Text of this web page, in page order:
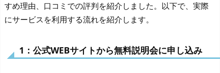
すめ理由、口コミでの評判を紹介しました。以下で、実際
にサービスを利用する流れを紹介します。
1：公式WEBサイトから無料説明会に申し込み